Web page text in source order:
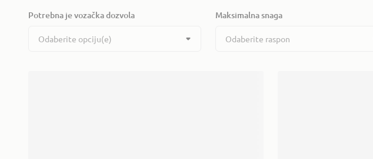
Potrebna je vozačka dozvola
Odaberite opciju(e)
Maksimalna snaga
Odaberite raspon